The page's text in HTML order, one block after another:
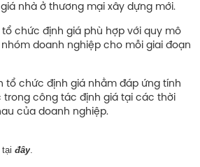
nhà ở thương mại xây dựng mới.
chức định giá phù hợp với quy mô
doanh nghiệp cho mỗi giai đoạn
chức định giá nhằm đáp ứng tính
trong công tác định giá tại các thời
của doanh nghiệp.
tại đây.